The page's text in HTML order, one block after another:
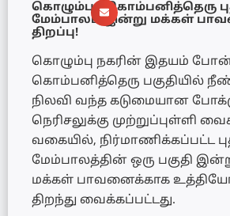
கொழும்பு – கொம்பனித்தெரு
மேம்பாலம் இன்று மக்கள்
திறப்பு!
கொழும்பு நகரின் இதயம்
கொம்பனித்தெரு பகுதியில்
நிலவி வந்த கடுமையான
நெரிசலுக்கு முற்றுப்புள்ளி
வகையில், நிர்மாணிக்கப்பட்ட
மேம்பாலத்தின் ஒரு பகுதி இன்று
மக்கள் பாவனைக்காக
திறந்து வைக்கப்பட்டது.